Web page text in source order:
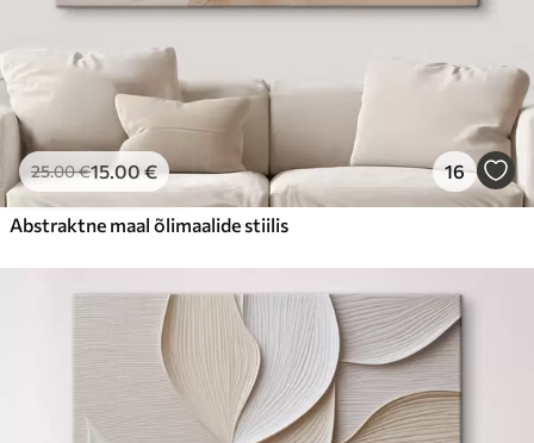
25.00€15.00€ 16
Abstraktne maal õlimaalide stiilis